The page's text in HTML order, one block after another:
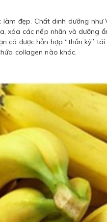
đẹp. Chất dinh dưỡng như
xóa các nếp nhăn và dưỡng
có được hỗn hợp “thần kỳ”
collagen nào khác.